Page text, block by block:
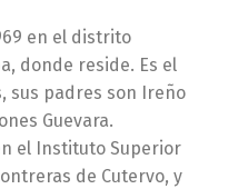
en el distrito
donde reside. Es el
sus padres son Ireño
Guevara.
el Instituto Superior
de Cutervo, y